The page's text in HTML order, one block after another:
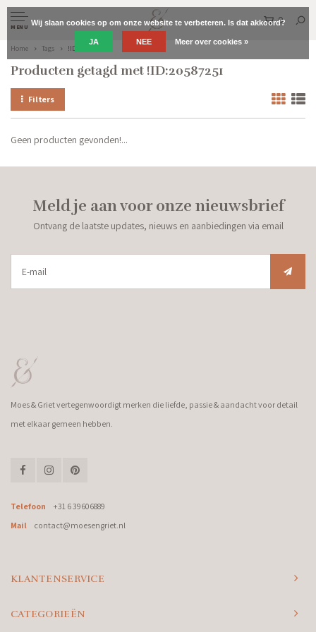
MENU
0
Home Tags !ID:20587251
Producten getagd met !ID:20587251
Filters
Geen producten gevonden!...
Meld je aan voor onze nieuwsbrief
Ontvang de laatste updates, nieuws en aanbiedingen via email
Moes & Griet vertegenwoordigt merken die liefde, passie & aandacht voor detail
met elkaar gemeen hebben.
Telefoon
+31 6 39606889
Mail
contact@moesengriet.nl
KLANTENSERVICE
CATEGORIEËN
Wij slaan cookies op om onze website te verbeteren. Is dat akkoord?
JA NEE Meer over cookies »